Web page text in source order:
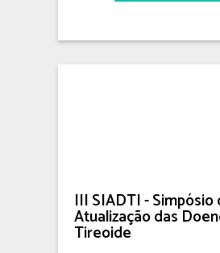
III SIADTI - Simpósio
Atualização das
Tireoide